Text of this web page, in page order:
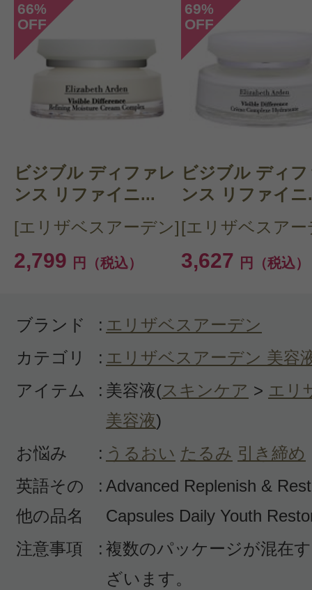
投稿日：2025年04月
yuling1105 様
／50代後
感じた効能：うるおい/毛穴/引き締め
購入品：セラマイドカプセル デイリ
肌のうるおいや毛穴の引き締めに効
20年以上も愛用してます。
中に携帯用としても便利です。
投稿日：2023年09月
購入者 様
感じた効能：毛穴/シミ・そばかす
購入品：セラマイドカプセル デイリ
トリング セラム
1回の量が決まっているので、残量
がしやすいのもポイントです。化粧
66%
OFF
ビジブル ディファレ
ンス リファイニ...
[エリザベスアーデン]
2,799 円（税込）
69%
OFF
ビジブル ディ
ンス リファイニ
[エリザベスアー
3,627 円（税込）
ブランド : エリザベスアーデン
カテゴリ
: エリザベスアーデン 美容
アイテム
: 美容液(スキンケア > エリ
美容液)
お悩み
: うるおい たるみ 引き締め
英語その
他の品名
: Advanced Replenish &
Capsules Daily Youth
注意事項
: 複数のパッケージが混在
ざいます。